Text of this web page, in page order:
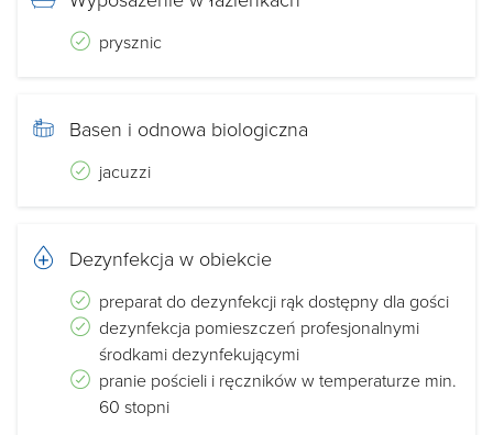
prysznic
Basen i odnowa biologiczna
jacuzzi
Dezynfekcja w obiekcie
preparat do dezynfekcji rąk dostępny dla gości
dezynfekcja pomieszczeń profesjonalnymi
środkami dezynfekującymi
pranie pościeli i ręczników w temperaturze min.
60 stopni